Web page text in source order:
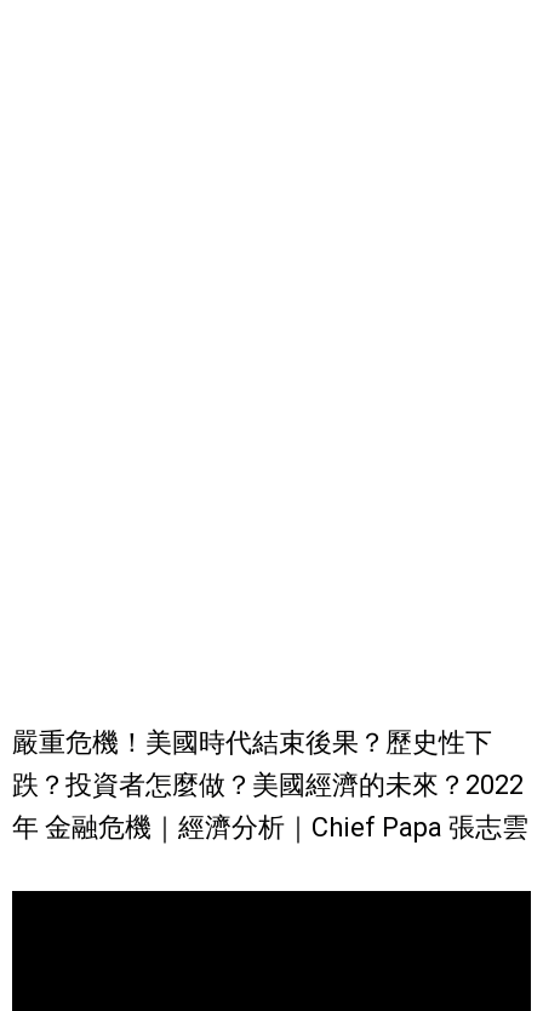
嚴重危機！美國時代結束後果？歷史性下
跌？投資者怎麼做？美國經濟的未來？2022
年 金融危機｜經濟分析｜Chief Papa 張志雲